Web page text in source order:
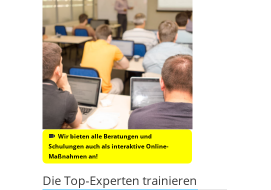
Wir bieten alle Beratungen und
Schulungen auch als interaktive Online-
Maßnahmen an!
Die Top-Experten trainieren